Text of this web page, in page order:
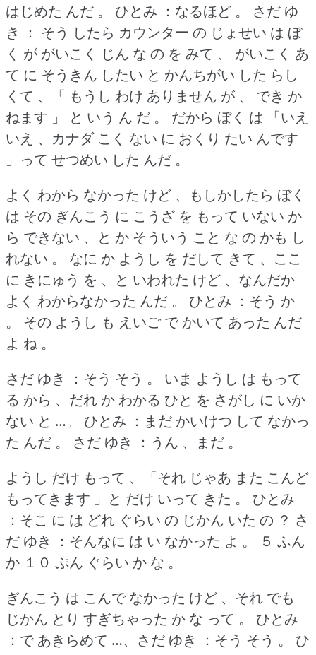
はじめた んだ 。
ひとみ ：なるほど 。
さだ ゆ
き ： そう したら カウンター の じょせい は ぼ
く が がいこく じん な の を みて 、 がいこく あ
て に そうきん したい と かんちがい した らし
くて 、「 もうし わけ ありません が 、 でき か
ねます 」 と いう ん だ 。
だから ぼく は 「いえ
いえ 、カナダ こく ない に おくり たい んです
」って せつめい した んだ 。
よく わから なかった けど 、もしかしたら ぼく
は その ぎんこう に こうざ を もって いない か
ら できない 、と か そういう こと な の かも し
れない 。
なに か ようし を だして きて 、ここ
に きにゅう を 、と いわれた けど 、なんだか
よく わからなかった んだ 。
ひとみ ：そう か
。
その ようし も えいご で かいて あった んだ
よ ね 。
さだ ゆき ：そう そう 。
いま ようし は もって
る から 、だれ か わかる ひと を さがし に いか
ない と …。
ひとみ ：まだ かいけつ して なかっ
た んだ 。
さだ ゆき ：うん 、まだ 。
ようし だけ もって 、「それ じゃあ また こんど
もってきます 」と だけ いって きた 。
ひとみ
：そこ に は どれ ぐらい の じかん いた の ？ さ
だ ゆき ：そんなに は い なかった よ 。
５ ふん
か １０ ぷん ぐらい か な 。
ぎんこう は こんで なかった けど 、それ でも
じかん とり すぎちゃった か な って 。
ひとみ
：で あきらめて …、さだ ゆき ：そう そう 。
ひ